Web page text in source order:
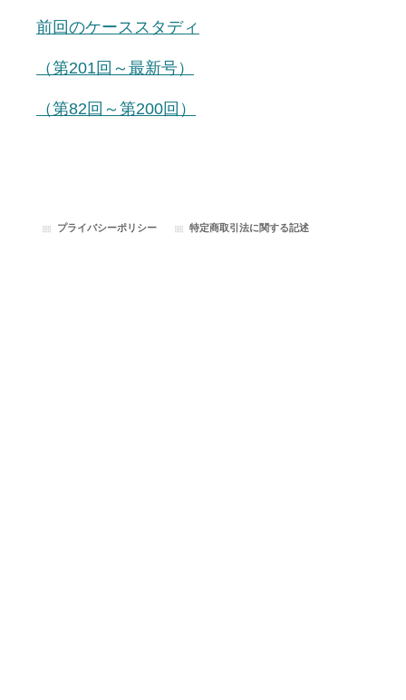
前回のケーススタディ
（第201回～最新号）
（第82回～第200回）
プライバシーポリシー 特定商取引法に関する記述